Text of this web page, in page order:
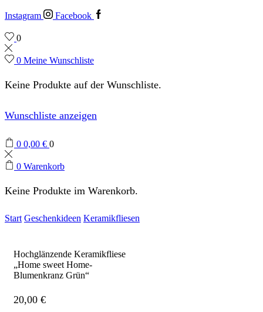
Instagram Facebook
0
0 Meine Wunschliste
Keine Produkte auf der Wunschliste.
Wunschliste anzeigen
0 0,00 € 0
0 Warenkorb
Keine Produkte im Warenkorb.
Start Geschenkideen Keramikfliesen
Hochglänzende Keramikfliese
„Home sweet Home-
Blumenkranz Grün“
20,00 €